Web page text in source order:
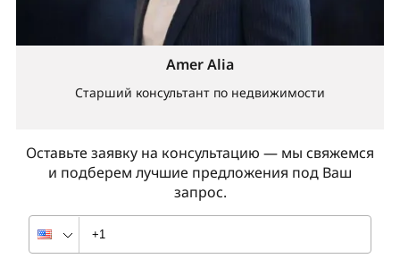
Оставьте заявку на консультацию — мы свяжемся
и подберем лучшие предложения под Ваш
запрос.
Amer Alia
Старший консультант по недвижимости